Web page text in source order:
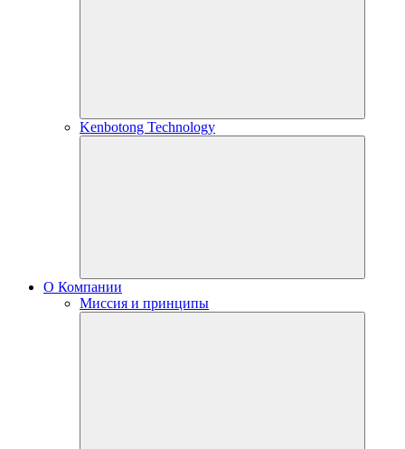
Kenbotong Technology
О Компании
Миссия и принципы